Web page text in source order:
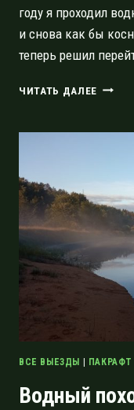
году я проходил
и снова как бы
теперь решил
ЧИТАТЬ ДАЛЕЕ
ВСЕ ВЫЕЗДЫ ПАКРАФТ
Водный